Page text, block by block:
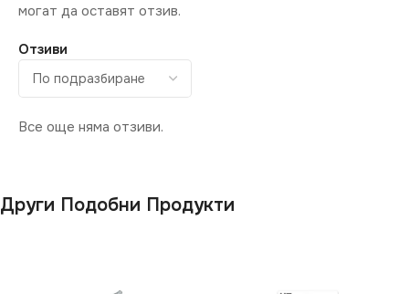
Отзиви
Все още няма отзиви.
могат да оставят отзив.
Други Подобни Продукти